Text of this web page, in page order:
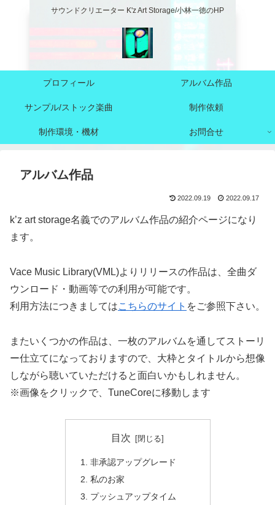
サウンドクリエーター K'z Art Storage/小林一徳のHP
プロフィール アルバム作品
サンプル/ストック楽曲 制作依頼
制作環境・機材 お問合せ
アルバム作品
2022.09.19 2022.09.17
k’z art storage名義でのアルバム作品の紹介ページになり
ます。
Vace Music Library(VML)よりリリースの作品は、全曲ダ
ウンロード・動画等での利用が可能です。
利用方法につきましてはこちらのサイト をご参照下さい。
またいくつかの作品は、一枚のアルバムを通してストーリ
ー仕立てになっておりますので、大枠とタイトルから想像
しながら聴いていただけると面白いかもしれません。
※画像をクリックで、TuneCoreに移動します
目次
非承認アップグレード
私のお家
プッシュアップタイム